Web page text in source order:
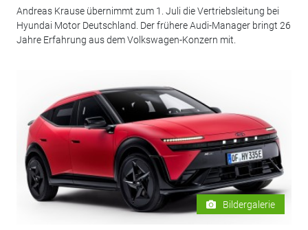
Andreas Krause übernimmt zum 1. Juli die Vertriebsleitung bei
Hyundai Motor Deutschland. Der frühere Audi-Manager bringt 26
Jahre Erfahrung aus dem Volkswagen-Konzern mit.
Bildergalerie